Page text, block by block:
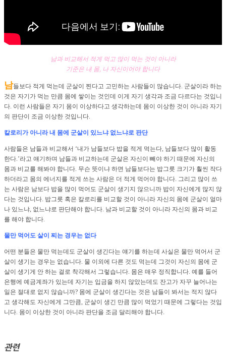
남과 비교해서 적게 먹고 많이 먹는 것이 아니라
기준은 내 몸, 나 자신이어야 합니다
남들보다 적게 먹는데 군살이 찐다고 고민하는 사람들이 많습니다. 군살이라 하는
것은 자기가 먹는 만큼 몸에 쌓이는 것인데 이게 자기 생각과 조금 다르다는 것입니
다. 이런 사람들은 자기 몸이 이상하다고 생각하는데 몸이 이상한 것이 아니라 자기
의 판단이 조금 이상한 것입니다.
칼로리가 아니라 내 몸에 군살이 있느냐 없느냐로 판단
사람들은 남들과 비교해서 ‘내가 남들보다 밥을 적게 먹는다, 남들보다 많이 활동
한다.’라고 얘기하며 남들과 비교하는데 군살은 자신이 빼야 하기 때문에 자신의
몸과 비교를 해봐야 합니다. 무슨 뜻이냐 하면 남들보다는 밥그릇 크기가 훨씬 작다
하더라고 몸의 에너지를 적게 쓰는 사람은 더 적게 먹어야 합니다. 그리고 많이 쓰
는 사람은 남보다 밥을 많이 먹어도 군살이 생기지 않으니까 밥이 자신에게 많지 않
다는 것입니다. 밥그릇 혹은 칼로리를 비교할 것이 아니라 자신의 몸에 군살이 얼마
나 있느냐, 없느냐로 판단해야 합니다. 남과 비교할 것이 아니라 자신의 몸과 비교
를 해야 합니다.
물만 먹어도 살이 찌는 경우는 없다
어떤 분들은 물만 먹는데도 군살이 생긴다는 얘기를 하는데 사실은 물만 먹어서 군
살이 생기는 경우는 없습니다. 물 이외에 다른 것도 먹는데 그것이 자신의 몸에 군
살이 생기게 안 하는 걸로 착각해서 그렇습니다. 몸은 매우 정직합니다. 예를 들어
은행에 예금계좌가 있는데 자기는 입금을 하지 않았는데도 잔고가 자꾸 늘어나는
일은 절대로 없지 않습니까? 몸에 군살이 생긴다는 것은 남들이 봐서는 적지 않다
고 생각해도 자신에게 그만큼, 군살이 생긴 만큼 많이 먹었기 때문에 그렇다는 것입
니다. 몸이 이상한 것이 아니라 판단을 조금 달리해야 합니다.
관련